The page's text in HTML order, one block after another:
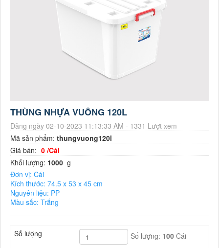
THÙNG NHỰA VUÔNG 120L
Đăng ngày 02-10-2023 11:13:33 AM - 1331 Lượt xem
Mã sản phẩm: thungvuong120l
Giá bán: 0 /Cái
Khối lượng: 1000 g
Đơn vị: Cái
Kích thước: 74.5 x 53 x 45 cm
Nguyên liệu: PP
Màu sắc: Trắng
Số lượng Số lượng: 100 Cái